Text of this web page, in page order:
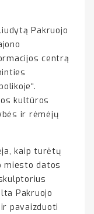
Pakruojo
centrą
kultūros
ir rėmėjų
kaip turėtų
miesto datos
Pakruojo
pavaizduoti